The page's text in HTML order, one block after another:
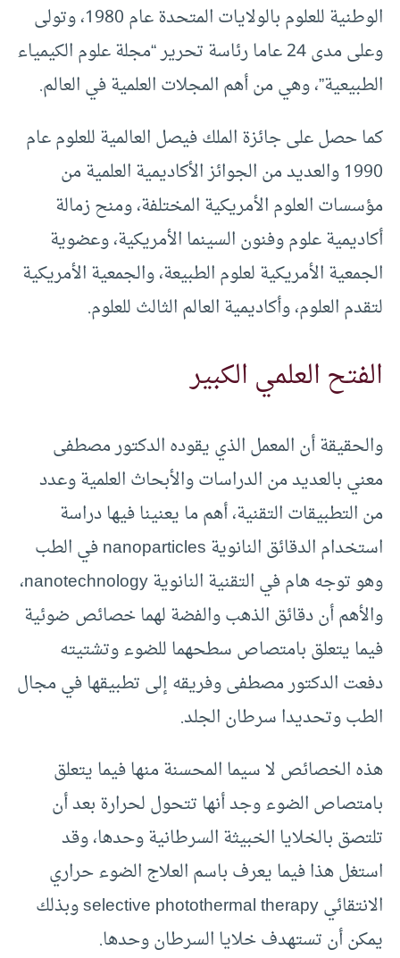
الوطنية للعلوم بالولايات المتحدة عام 1980، وتولى
وعلى مدى 24 عاما رئاسة تحرير “مجلة علوم الكيمياء
الطبيعية”، وهي من أهم المجلات العلمية في العالم.
كما حصل على جائزة الملك فيصل العالمية للعلوم عام
1990 والعديد من الجوائز الأكاديمية العلمية من
مؤسسات العلوم الأمريكية المختلفة، ومنح زمالة
أكاديمية علوم وفنون السينما الأمريكية، وعضوية
الجمعية الأمريكية لعلوم الطبيعة، والجمعية الأمريكية
لتقدم العلوم، وأكاديمية العالم الثالث للعلوم.
الفتح العلمي الكبير
والحقيقة أن المعمل الذي يقوده الدكتور مصطفى
معني بالعديد من الدراسات والأبحاث العلمية وعدد
من التطبيقات التقنية، أهم ما يعنينا فيها دراسة
استخدام الدقائق النانوية nanoparticles في الطب
وهو توجه هام في التقنية النانوية nanotechnology،
والأهم أن دقائق الذهب والفضة لهما خصائص ضوئية
فيما يتعلق بامتصاص سطحهما للضوء وتشتيته
دفعت الدكتور مصطفى وفريقه إلى تطبيقها في مجال
الطب وتحديدا سرطان الجلد.
هذه الخصائص لا سيما المحسنة منها فيما يتعلق
بامتصاص الضوء وجد أنها تتحول لحرارة بعد أن
تلتصق بالخلايا الخبيثة السرطانية وحدها، وقد
استغل هذا فيما يعرف باسم العلاج الضوء حراري
الانتقائي selective photothermal therapy وبذلك
يمكن أن تستهدف خلايا السرطان وحدها.